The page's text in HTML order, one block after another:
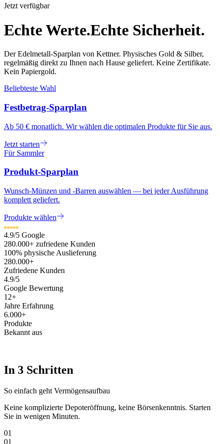
Jetzt verfügbar
Echte Werte.Echte Sicherheit.
Der Edelmetall-Sparplan von Kettner. Physisches Gold & Silber,
regelmäßig direkt zu Ihnen nach Hause geliefert. Keine Zertifikate.
Kein Papiergold.
Beliebteste Wahl
Festbetrag-Sparplan
Ab 50 € monatlich. Wir wählen die optimalen Produkte für Sie aus.
Jetzt starten
Für Sammler
Produkt-Sparplan
Wunsch-Münzen und -Barren auswählen — bei jeder Ausführung
komplett geliefert.
Produkte wählen
4.9/5 Google
280.000+ zufriedene Kunden
100% physische Auslieferung
280.000+
Zufriedene Kunden
4.9/5
Google Bewertung
12+
Jahre Erfahrung
6.000+
Produkte
Bekannt aus
In 3 Schritten
So einfach geht Vermögensaufbau
Keine komplizierte Depoteröffnung, keine Börsenkenntnis. Starten
Sie in wenigen Minuten.
01
01